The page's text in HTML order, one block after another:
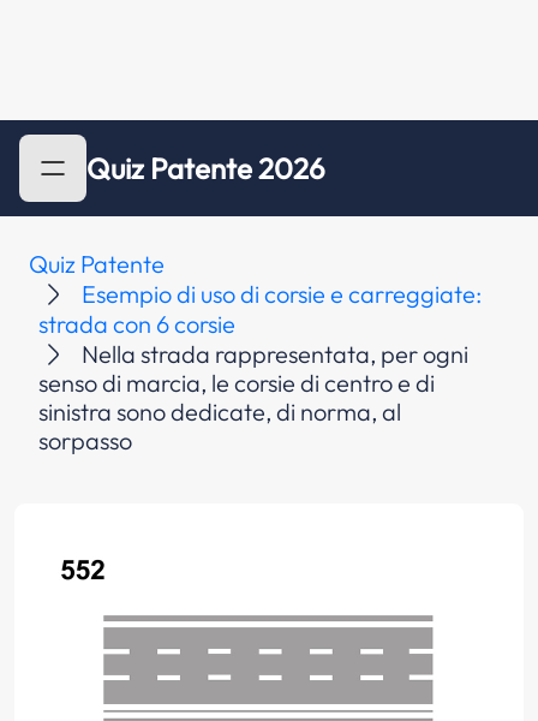
Quiz Patente 2026
Quiz Patente
Esempio di uso di corsie e carreggiate:
strada con 6 corsie
Nella strada rappresentata, per ogni
senso di marcia, le corsie di centro e di
sinistra sono dedicate, di norma, al
sorpasso